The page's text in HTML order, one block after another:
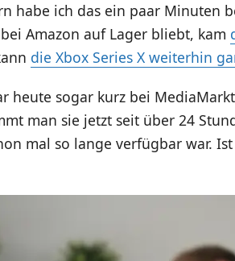
habe ich das ein paar Minuten
Amazon auf Lager bliebt, kam
die Xbox Series X weiterhin
heute sogar kurz bei
man sie jetzt seit über 24
mal so lange verfügbar war.